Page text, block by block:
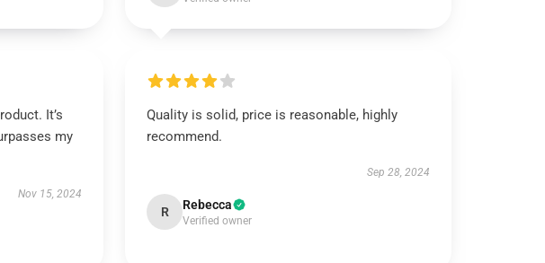
It’s
my
Nov 15, 2024
Quality is solid, price is reasonable, highly
recommend.
Sep 28, 2024
R Rebecca
Verified owner